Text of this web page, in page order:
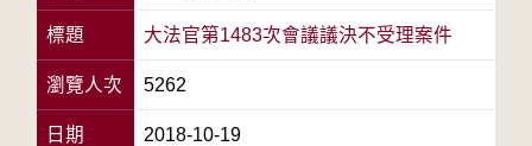
標題 大法官第1483次會議議決不受理案件
瀏覽人次 5262
日期 2018-10-19